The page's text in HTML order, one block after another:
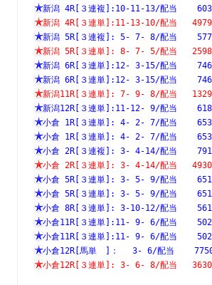
新潟 4R[３連複]:10-11-13/
新潟 4R[３連単]:11-13-10/
新潟 5R[３連複]: 5- 7- 8/配当
新潟 5R[３連単]: 8- 7- 5/配当
新潟 6R[３連単]:12- 3-15/
新潟 6R[３連単]:12- 3-15/配当
新潟11R[３連単]: 7- 9- 8/配当
新潟12R[３連単]:11-12- 9/
小倉 1R[３連単]: 4- 2- 7/配当
小倉 1R[３連単]: 4- 2- 7/配当
小倉 2R[３連複]: 3- 4-14/配
小倉 2R[３連単]: 3- 4-14/配当
小倉 5R[３連単]: 3- 5- 9/配
小倉 5R[３連単]: 3- 5- 9/配
小倉 8R[３連単]: 3-10-12/配
小倉11R[３連単]:11- 9- 6/配当    5020
小倉11R[３連単]:11- 9- 6/配当    5020
小倉12R[馬単　]：　 3- 6/配当
小倉12R[３連単]: 3- 6- 8/配当